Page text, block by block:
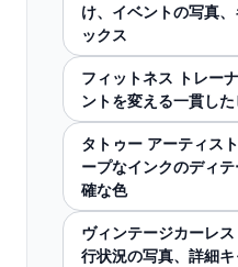
け、イベントの写真
ックス
フィットネス トレー
ントを変える一貫し
タトゥー アーティス
ープなインクのディ
確な色
ヴィンテージカーレ
行状況の写真、詳細